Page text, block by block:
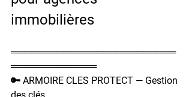
immobilières
═════════════════════════
═════════════
🔑 ARMOIRE CLES PROTECT — Gestion
des clés